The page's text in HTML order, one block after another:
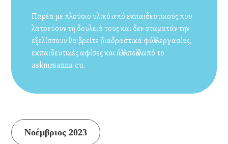
Παρέα με πλούσιο υλικό από εκπαιδευτικούς που
λατρεύουν τη δουλειά τους και δεν σταματάν την
εξελίσσουν θα βρείτε διαδραστικά φύλλα εργασίας,
εκπαιδευτικές αφίσες και άλλα πολλά από το
askmrsanna.eu.
Συνέχεια
Νοέμβριος 2023